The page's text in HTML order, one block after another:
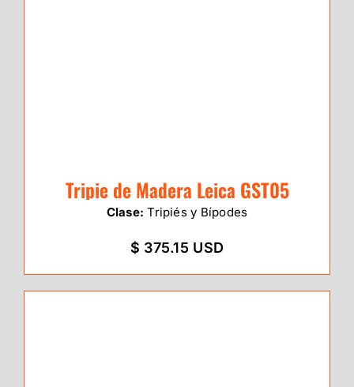
Tripie de Madera Leica GST05
Clase: Tripiés y Bípodes
$ 375.15 USD